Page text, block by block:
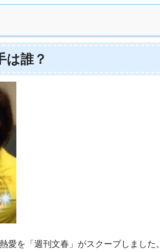
は誰？
を「週刊文春」がスクープしました。